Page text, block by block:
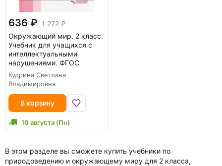
636
1 272
Окружающий мир. 2 класс.
Учебник для учащихся с
интеллектуальными
нарушениями. ФГОС
Кудрина Светлана
Владимировна
В корзину
10 августа (Пн)
В этом разделе вы сможете купить учебники по
природоведению и окружающему миру для 2 класса,